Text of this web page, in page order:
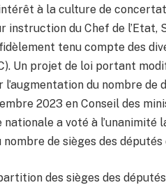
à la culture de
instruction du Chef de l’Etat,
tenu compte des
Un projet de loi portant
l’augmentation du nombre de
2023 en Conseil des
nationale a voté à
de sièges des députés
des sièges des